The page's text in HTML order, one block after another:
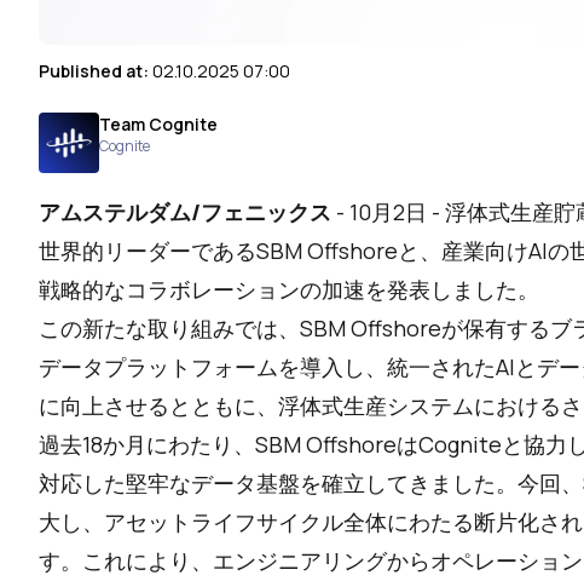
Published at: 02.10.2025 07:00
Team Cognite
Cognite
アムステルダム/フェニックス - 10月2日 - 浮体式生産
世界的リーダーであるSBM Offshoreと、産業向けAIの
戦略的なコラボレーションの加速を発表しました。
この新たな取り組みでは、SBM Offshoreが保有する
データプラットフォームを導入し、統一されたAIとデ
に向上させるとともに、浮体式生産システムにおける
過去18か月にわたり、SBM OffshoreはCogniteと協力し
対応した堅牢なデータ基盤を確立してきました。今回
大し、アセットライフサイクル全体にわたる断片化さ
す。これにより、エンジニアリングからオペレーショ